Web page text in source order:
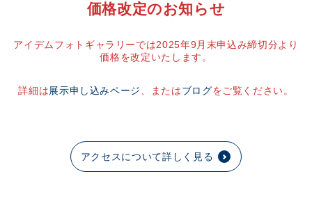
価格改定のお知らせ
アイデムフォトギャラリーでは2025年9月末申込み締切分より
価格を改定いたします。
詳細は展示申し込みページ 、またはブログをご覧ください。
アクセスについて詳しく見る